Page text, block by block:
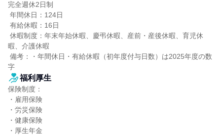
完全週休2日制
暇、介護休暇
字
福利厚生
保険制度：
・雇用保険
・労災保険
・健康保険
・厚生年金